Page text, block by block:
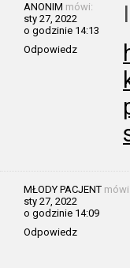
ANONIM mówi:
sty 27, 2022
o godzinie 14:13
Odpowiedz
MŁODY PACJENT mówi:
sty 27, 2022
o godzinie 14:09
Odpowiedz